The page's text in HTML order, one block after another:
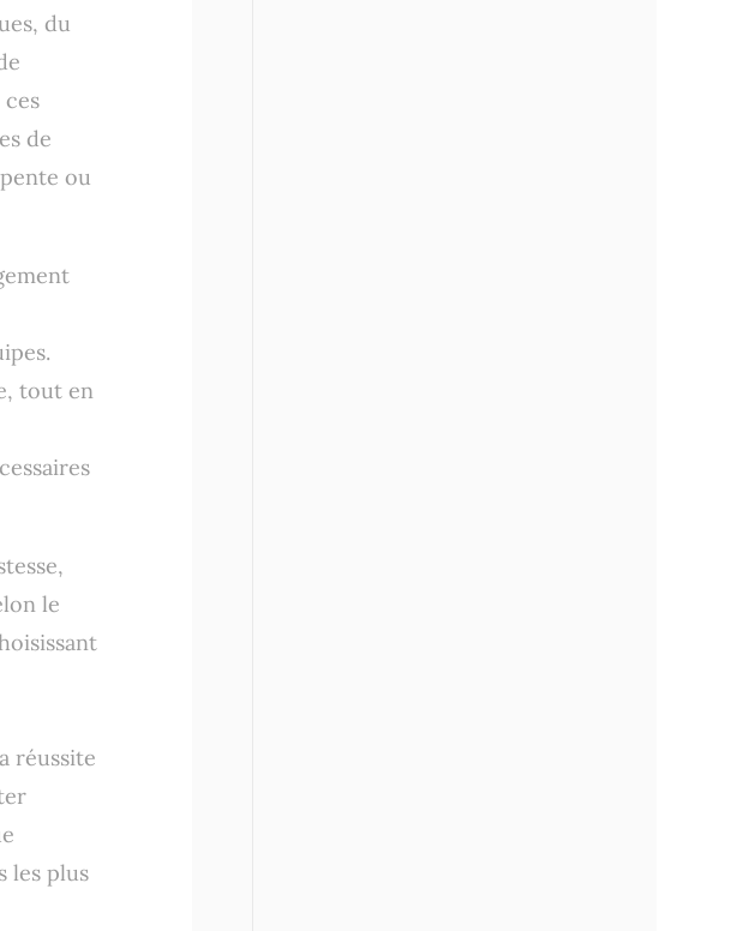
du
de
ou
tout en
le
réussite
les plus